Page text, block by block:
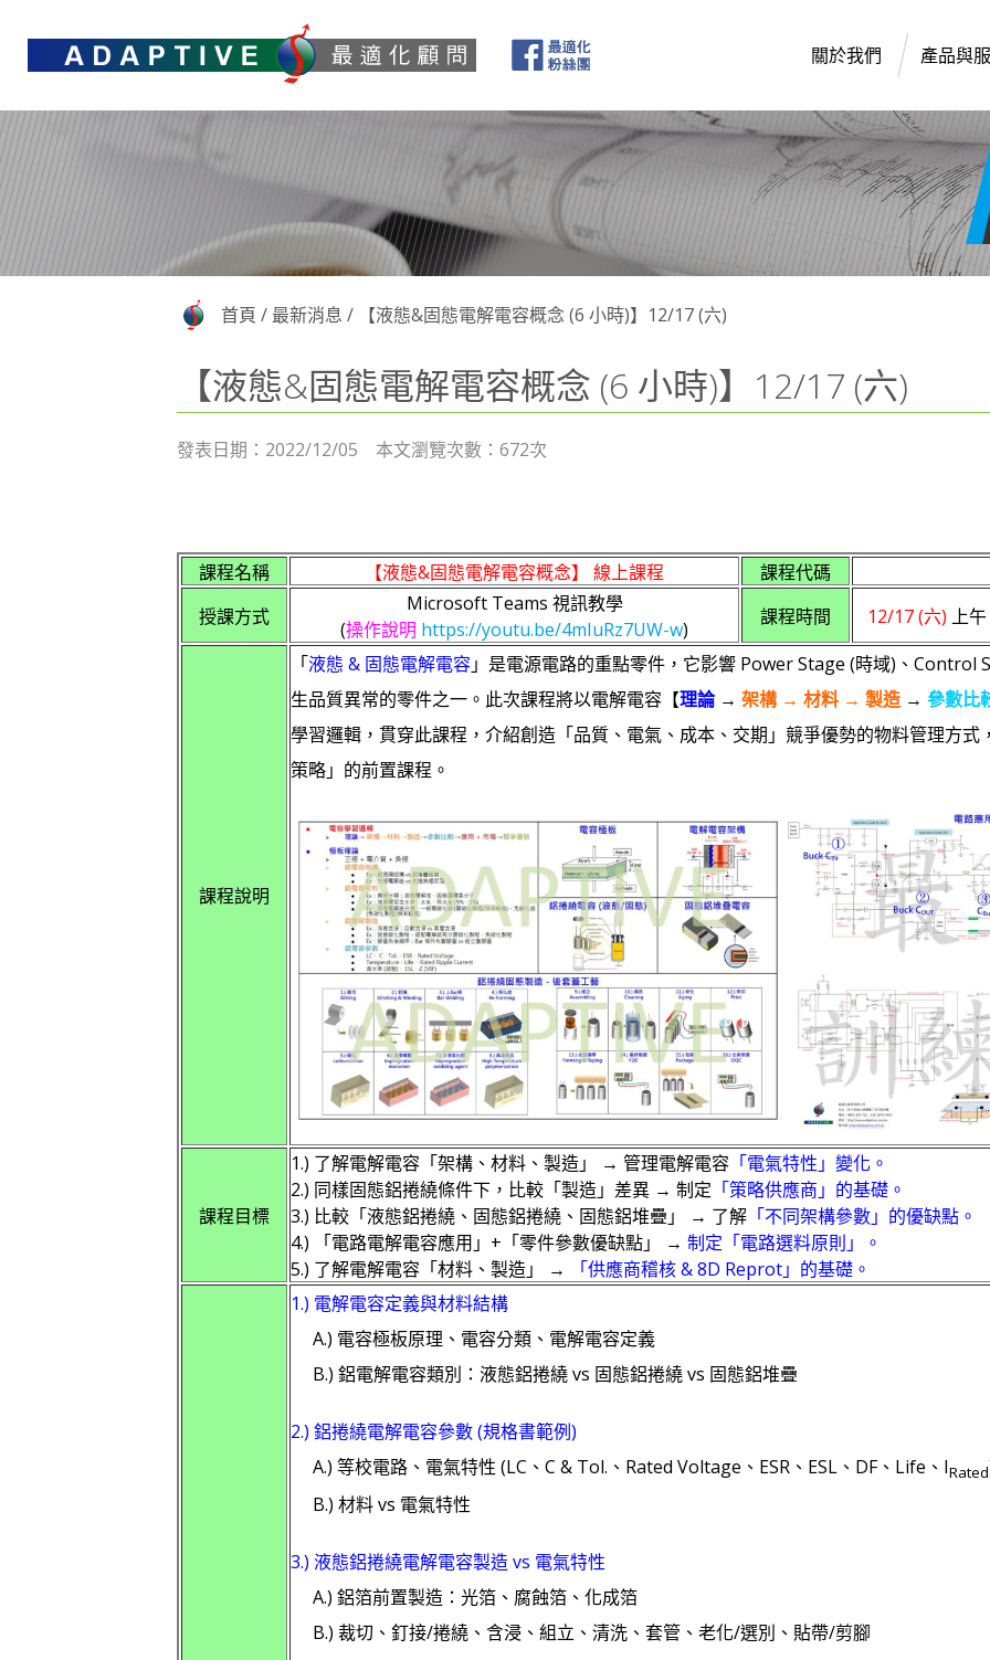
關於我們 產品與
首頁 / 最新消息 / 【液態&固態電解電容概念 (6 小時)】12/17 (六)
【液態&固態電解電容概念 (6 小時)】12/17 (六)
發表日期：2022/12/05 本文瀏覽次數：672次
課程名稱 【液態&固態電解電容概念】 線上課程
課程代碼
授課方式
Microsoft Teams 視訊教學
(操作說明 https://youtu.be/4mIuRz7UW-w)
課程時間 12/17 (六) 上
課程說明
「液態 & 固態電解電容」是電源電路的重點零件，它影響 Power Stage (時域)、Control
生品質異常的零件之一。此次課程將以電解電容【理論→ 架構 → 材料 → 製造 → 參數比
學習邏輯，貫穿此課程，介紹創造「品質、電氣、成本、交期」競爭優勢的物料管理方
策略」的前置課程。
課程目標
1.) 了解電解電容「架構、材料、製造」 → 管理電解電容 「電氣特性」變化。
2.) 同樣固態鋁捲繞條件下，比較「製造」差異 → 制定 「策略供應商」的基礎。
3.) 比較「液態鋁捲繞、固態鋁捲繞、固態鋁堆疊」 → 了解 「不同架構參數」的優缺點。
4.) 「電路電解電容應用」+「零件參數優缺點」 → 制定「電路選料原則」。
5.) 了解電解電容「材料、製造」 →
「供應商稽核 & 8D Reprot」的基礎。
1.) 電解電容定義與材料結構
A.) 電容極板原理、電容分類、電解電容定義
B.) 鋁電解電容類別：液態鋁捲繞 vs 固態鋁捲繞 vs 固態鋁堆疊
2.) 鋁捲繞電解電容參數 (規格書範例)
A.) 等校電路、電氣特性 (LC、C & Tol.、Rated Voltage、ESR、ESL、DF、Life、IRated
B.) 材料 vs 電氣特性
3.) 液態鋁捲繞電解電容製造 vs 電氣特性
A.) 鋁箔前置製造：光箔、腐蝕箔、化成箔
B.) 裁切、釘接/捲繞、含浸、組立、清洗、套管、老化/選別、貼帶/剪腳